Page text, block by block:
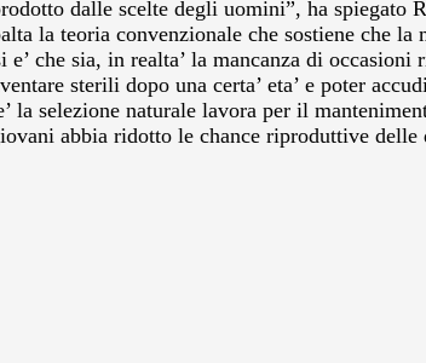
dalle scelte degli uomini”, ha
la teoria convenzionale che sostiene che
che sia, in realta’ la mancanza di
sterili dopo una certa’ eta’ e poter
la selezione naturale lavora per il
abbia ridotto le chance riproduttive